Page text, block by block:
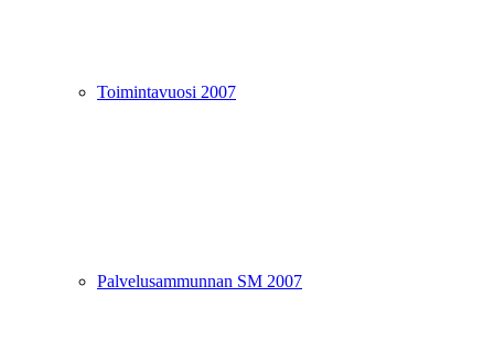
Toimintavuosi 2007
Palvelusammunnan SM 2007